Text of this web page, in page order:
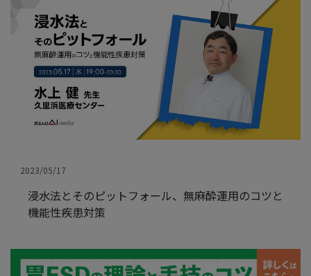
2023/05/17
浸水法とそのピットフォール、無麻酔運用のコツと
機能性疾患対策